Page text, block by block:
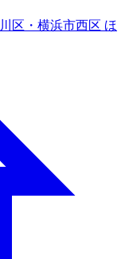
区・横浜市西区 ほ